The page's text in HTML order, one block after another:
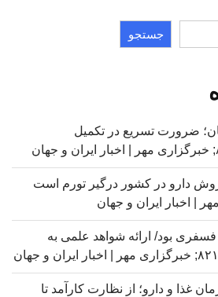
جستجو
ضرورت تسریع در تکمیل
دارو در کشور درگیر تورم است
فسفری بود/ ارائه شواهد علمی به
غذا و دارو؛ از نظارت کارآمد تا